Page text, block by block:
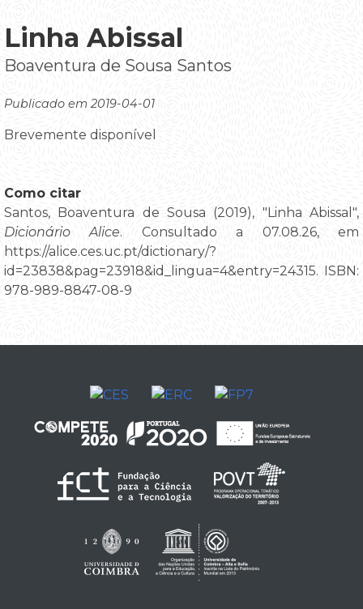
Linha Abissal
Boaventura de Sousa Santos
Publicado em 2019-04-01
Brevemente disponível
Como citar
Santos, Boaventura de Sousa (2019), "Linha Abissal",
Dicionário Alice. Consultado a 07.08.26, em
https://alice.ces.uc.pt/dictionary/?
id=23838&pag=23918&id_lingua=4&entry=24315. ISBN:
978-989-8847-08-9